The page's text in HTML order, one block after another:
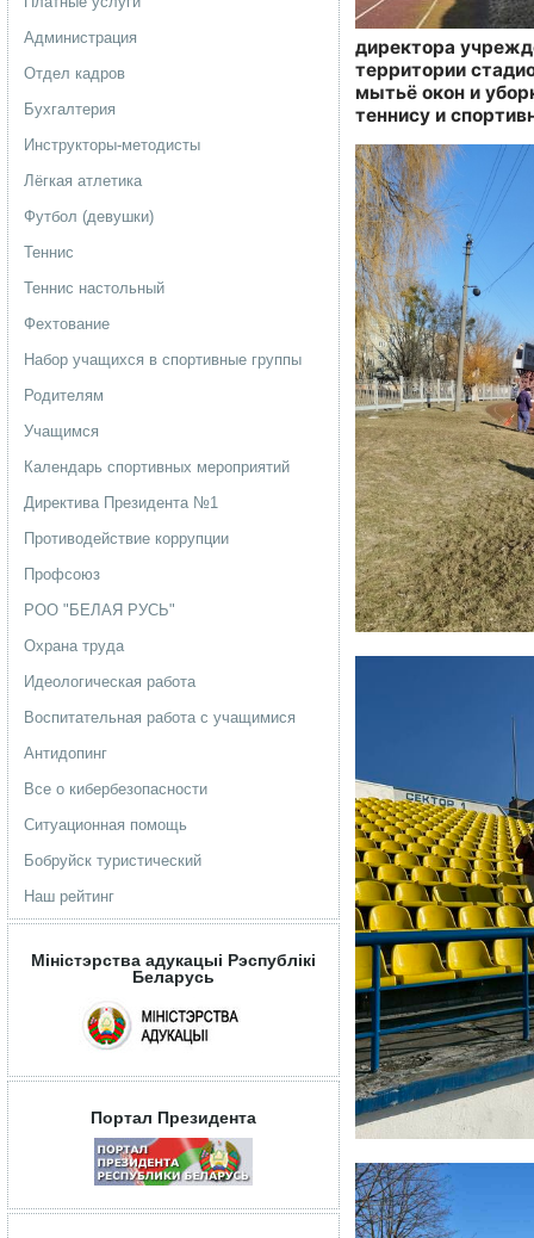
Администрация
Отдел кадров
Бухгалтерия
Инструкторы-методисты
Лёгкая атлетика
Футбол (девушки)
Теннис
Теннис настольный
Фехтование
Набор учащихся в спортивные группы
Родителям
Учащимся
Календарь спортивных мероприятий
Директива Президента №1
Противодействие коррупции
Профсоюз
РОО "БЕЛАЯ РУСЬ"
Охрана труда
Идеологическая работа
Воспитательная работа с учащимися
Антидопинг
Все о кибербезопасности
Ситуационная помощь
Бобруйск туристический
Наш рейтинг
Мiнiстэрства адукацыi Рэспублiкi
Беларусь
Портал Президента
директора
территории
мытьё окон и
теннису и